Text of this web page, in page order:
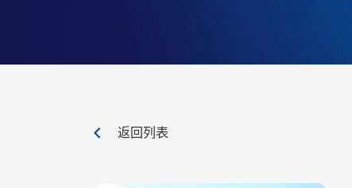
返回列表